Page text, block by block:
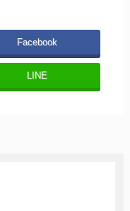
Facebook
LINE